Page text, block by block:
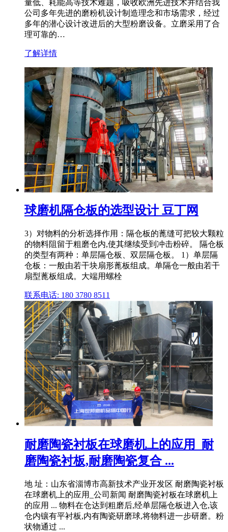
量低、耗能高等技术难题，吸收欧洲先进技术并结合我
公司多年先进的磨粉机设计制造理念和市场需求，经过
多年的潜心设计改进后的大型粉磨设备。立磨采用了合
理可靠的…
了解详情
球磨机隔仓板的选型设计 豆丁网
3）对物料的分析选择作用：隔仓板的蓖缝可把较大颗粒
的物料阻留于粗磨仓内,使其继续受到冲击粉碎。 隔仓板
的类型有两种：单层隔仓板、双层隔仓板。 1）单层隔
仓板：一般由若干块扇形蓖板组成。单隔仓一般由若干
扇型蓖板组成。大端用螺栓
联系电话: 180 3780 8511
耐磨陶瓷衬板在球磨机上的应用_耐
磨陶瓷衬板,耐磨陶瓷复合 ...
地 址：山东省淄博市高新技术产业开发区 耐磨陶瓷衬板
在球磨机上的应用_公司新闻 耐磨陶瓷衬板在球磨机上
的应用 ... 物料在仓达到粗磨后,经单层隔仓板进入仓,该
仓内镶有平衬板,内有陶瓷研磨球,将物料进一步研磨。粉
状物通过 ...